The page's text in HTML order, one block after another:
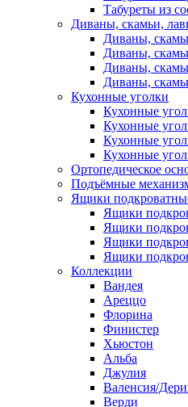
Табуреты из
Диваны, скамьи,
Диваны,
Диваны,
Диваны,
Диваны,
Кухонные уголки
Кухонные
Кухонные
Кухонные
Кухонные
Ортопедическое
Подъёмные
Ящики
Ящики
Ящики
Ящики
Ящики
Коллекции
Вандея
Ареццо
Флорина
Финистер
Хьюстон
Альба
Джулия
Валенсия/
Верди